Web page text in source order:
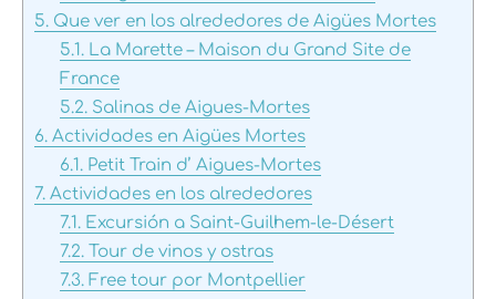
5. Que ver en los alrededores de Aigües Mortes
5.1.La Marette – Maison du Grand Site de
France
5.2.Salinas de Aigues-Mortes
6. Actividades en Aigües Mortes
6.1.Petit Train d’ Aigues-Mortes
7. Actividades en los alrededores
7.1.Excursión a Saint-Guilhem-le-Désert
7.2.Tour de vinos y ostras
7.3.Free tour por Montpellier